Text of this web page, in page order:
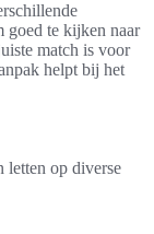
goed te kijken naar
match is voor
helpt bij het
letten op diverse